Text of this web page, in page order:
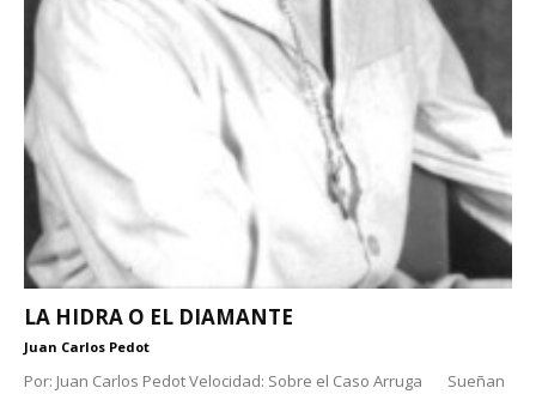
LA HIDRA O EL DIAMANTE
Juan Carlos Pedot
Por: Juan Carlos Pedot Velocidad: Sobre el Caso Arruga Sueñan